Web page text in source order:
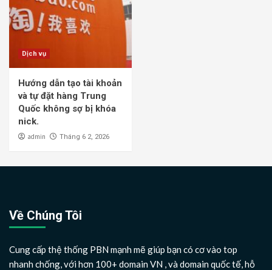
Dịch vụ
Hướng dẫn tạo tài khoản
và tự đặt hàng Trung
Quốc không sợ bị khóa
nick.
admin Tháng 6 2, 2026
Về Chúng Tôi
Cung cấp thệ thống PBN mạnh mẽ giúp bạn có cơ vào top
nhanh chống, với hơn 100+ domain VN , và domain quốc tế, hỗ